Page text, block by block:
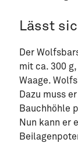
Knusprig gebratener
Lässt
Der
mit ca. 300
Waage.
Dazu muss
Bauchhöhle
Nun kann er